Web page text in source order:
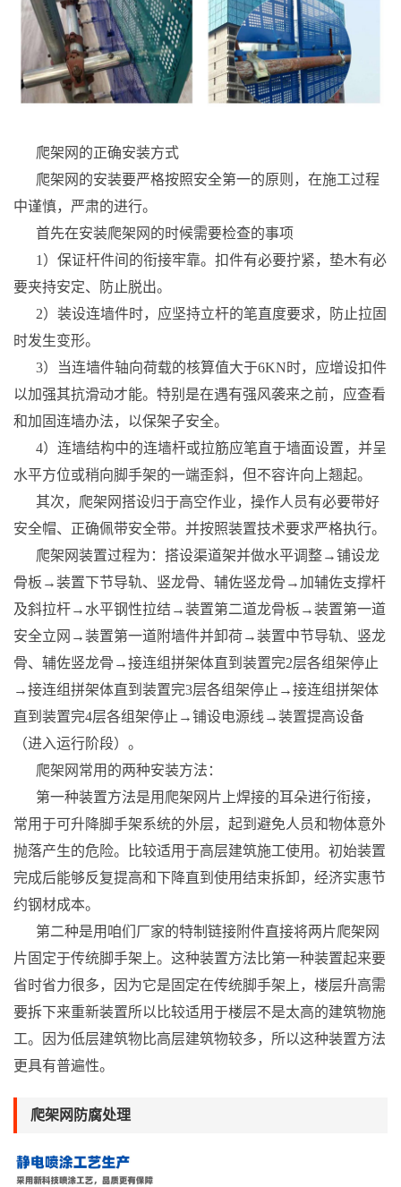
爬架网的正确安装方式
爬架网的安装要严格按照安全第一的原则，在施工过程
中谨慎，严肃的进行。
首先在安装爬架网的时候需要检查的事项
1）保证杆件间的衔接牢靠。扣件有必要拧紧，垫木有必
要夹持安定、防止脱出。
2）装设连墙件时，应坚持立杆的笔直度要求，防止拉固
时发生变形。
3）当连墙件轴向荷载的核算值大于6KN时，应增设扣件
以加强其抗滑动才能。特别是在遇有强风袭来之前，应查看
和加固连墙办法，以保架子安全。
4）连墙结构中的连墙杆或拉筋应笔直于墙面设置，并呈
水平方位或稍向脚手架的一端歪斜，但不容许向上翘起。
其次，爬架网搭设归于高空作业，操作人员有必要带好
安全帽、正确佩带安全带。并按照装置技术要求严格执行。
爬架网装置过程为：搭设渠道架并做水平调整→铺设龙
骨板→装置下节导轨、竖龙骨、辅佐竖龙骨→加辅佐支撑杆
及斜拉杆→水平钢性拉结→装置第二道龙骨板→装置第一道
安全立网→装置第一道附墙件并卸荷→装置中节导轨、竖龙
骨、辅佐竖龙骨→接连组拼架体直到装置完2层各组架停止
→接连组拼架体直到装置完3层各组架停止→接连组拼架体
直到装置完4层各组架停止→铺设电源线→装置提高设备
（进入运行阶段）。
爬架网常用的两种安装方法：
第一种装置方法是用爬架网片上焊接的耳朵进行衔接，
常用于可升降脚手架系统的外层，起到避免人员和物体意外
抛落产生的危险。比较适用于高层建筑施工使用。初始装置
完成后能够反复提高和下降直到使用结束拆卸，经济实惠节
约钢材成本。
第二种是用咱们厂家的特制链接附件直接将两片爬架网
片固定于传统脚手架上。这种装置方法比第一种装置起来要
省时省力很多，因为它是固定在传统脚手架上，楼层升高需
要拆下来重新装置所以比较适用于楼层不是太高的建筑物施
工。因为低层建筑物比高层建筑物较多，所以这种装置方法
更具有普遍性。
爬架网防腐处理